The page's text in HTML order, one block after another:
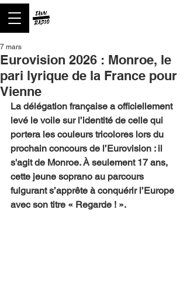
Eurovision 2026 : Monroe, le
pari lyrique de la France pour
Vienne
7 mars
La délégation française a officiellement
levé le voile sur l’identité de celle qui
portera les couleurs tricolores lors du
prochain concours de l’Eurovision : il
s'agit de Monroe. À seulement 17 ans,
cette jeune soprano au parcours
fulgurant s’apprête à conquérir l’Europe
avec son titre « Regarde ! ».